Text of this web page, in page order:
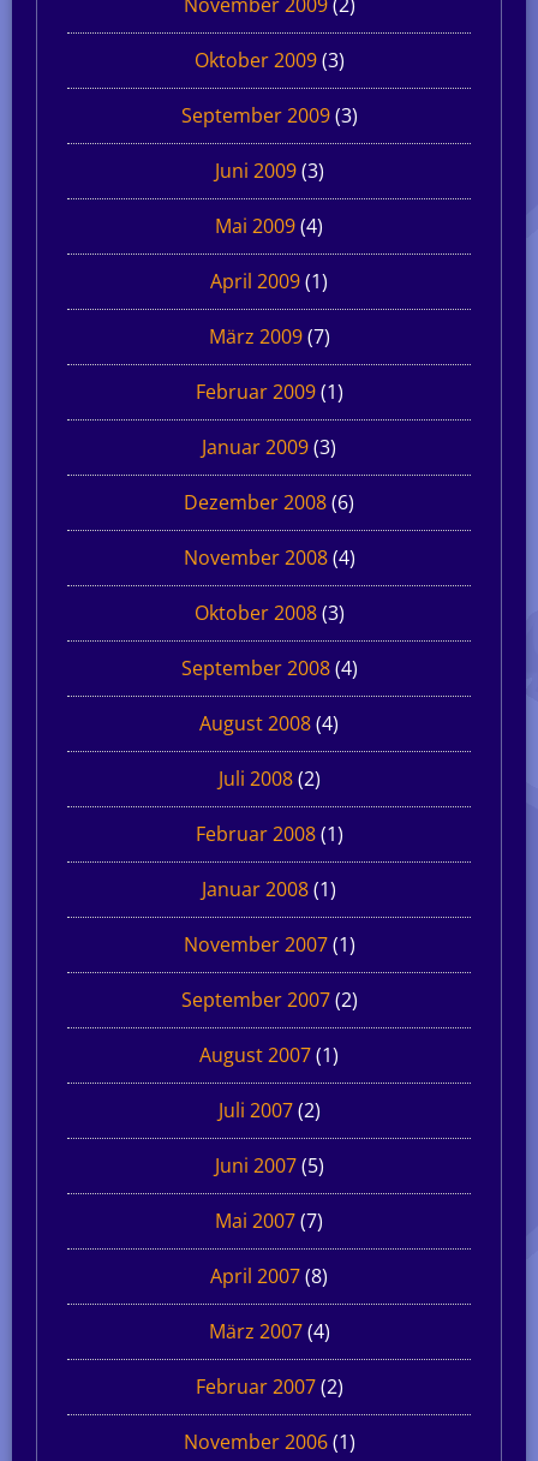
November 2009(2)
Oktober 2009(3)
September 2009(3)
Juni 2009(3)
Mai 2009(4)
April 2009(1)
März 2009(7)
Februar 2009(1)
Januar 2009(3)
Dezember 2008(6)
November 2008(4)
Oktober 2008(3)
September 2008(4)
August 2008(4)
Juli 2008(2)
Februar 2008(1)
Januar 2008(1)
November 2007(1)
September 2007(2)
August 2007(1)
Juli 2007(2)
Juni 2007(5)
Mai 2007(7)
April 2007(8)
März 2007(4)
Februar 2007(2)
November 2006(1)